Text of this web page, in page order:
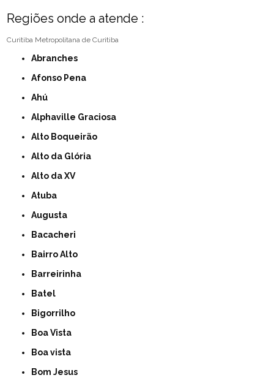
Regiões onde a atende :
Curitiba Metropolitana de Curitiba
Abranches
Afonso Pena
Ahú
Alphaville Graciosa
Alto Boqueirão
Alto da Glória
Alto da XV
Atuba
Augusta
Bacacheri
Bairro Alto
Barreirinha
Batel
Bigorrilho
Boa Vista
Boa vista
Bom Jesus